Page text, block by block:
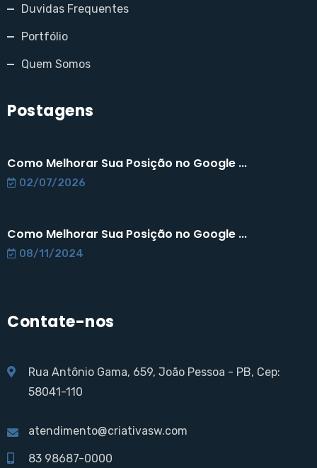
Duvidas Frequentes
Portfólio
Quem Somos
Postagens
Como Melhorar Sua Posição no Google ...
02/07/2026
Como Melhorar Sua Posição no Google ...
08/11/2024
Contate-nos
Rua Antônio Gama, 659, João Pessoa - PB, Cep:
58041-110
atendimento@criativasw.com
83 98687-0000